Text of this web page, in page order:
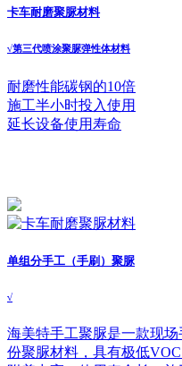
卡车耐磨聚脲材料
√第三代喷涂聚脲弹性体材料
耐磨性能碳钢的10倍
施工半小时投入使用
延长设备使用寿命
单组分手工（手刷）聚脲
√
海美特手工聚脲是一款现
份聚脲材料，具有极低